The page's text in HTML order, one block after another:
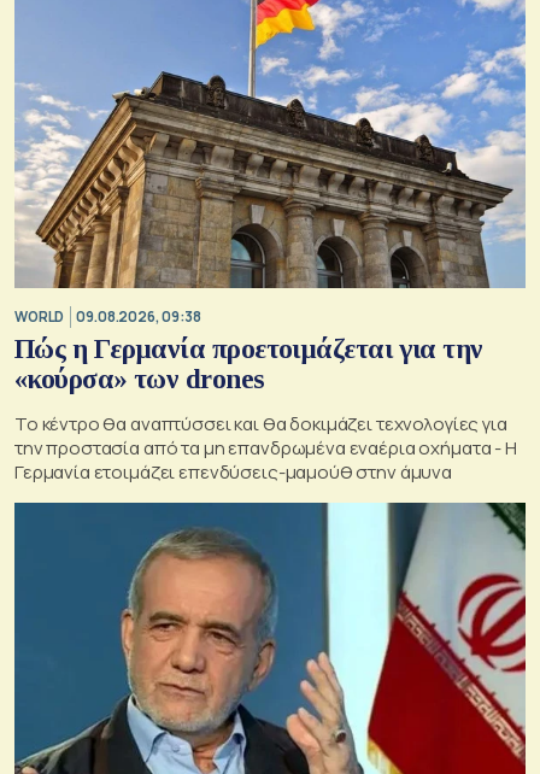
WORLD 09.08.2026, 09:38
Πώς η Γερμανία προετοιμάζεται για την
«κούρσα» των drones
Το κέντρο θα αναπτύσσει και θα δοκιμάζει τεχνολογίες για
την προστασία από τα μη επανδρωμένα εναέρια οχήματα - Η
Γερμανία ετοιμάζει επενδύσεις-μαμούθ στην άμυνα